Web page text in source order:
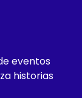
eventos
historias